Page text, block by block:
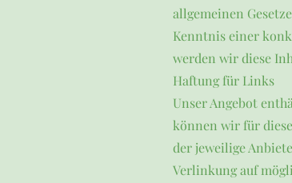
allgemeinen
Kenntnis einer
werden wir diese
Haftung für Links
Unser Angebot
können wir für
der jeweilige
Verlinkung auf